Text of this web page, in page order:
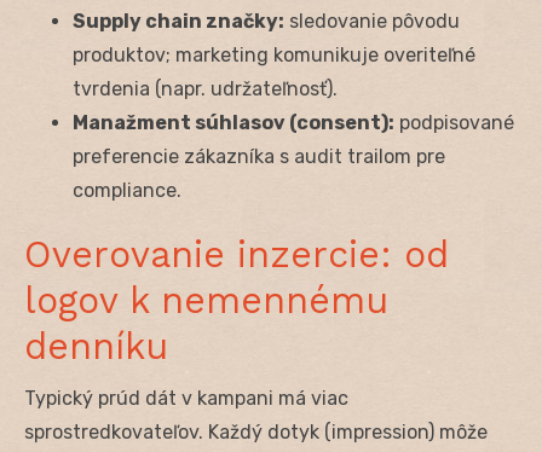
Supply chain značky: sledovanie pôvodu
produktov; marketing komunikuje overiteľné
tvrdenia (napr. udržateľnosť).
Manažment súhlasov (consent): podpisované
preferencie zákazníka s audit trailom pre
compliance.
Overovanie inzercie: od
logov k nemennému
denníku
Typický prúd dát v kampani má viac
sprostredkovateľov. Každý dotyk (impression) môže